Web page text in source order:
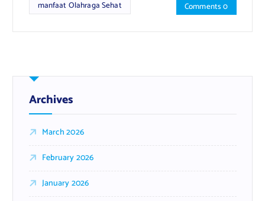
manfaat Olahraga Sehat Comments 0
Archives
March 2026
February 2026
January 2026